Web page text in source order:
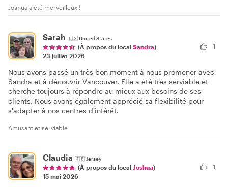
Joshua a été merveilleux !
Sarah 🇺🇸United States
(À propos du local Sandra)
23 juillet 2026
1
Nous avons passé un très bon moment à nous promener avec
Sandra et à découvrir Vancouver. Elle a été très serviable et
cherche toujours à répondre au mieux aux besoins de ses
clients. Nous avons également apprécié sa flexibilité pour
s'adapter à nos centres d'intérêt.
Amusant et serviable
Claudia 🇯🇪 Jersey
(À propos du local Joshua)
15 mai 2026
1